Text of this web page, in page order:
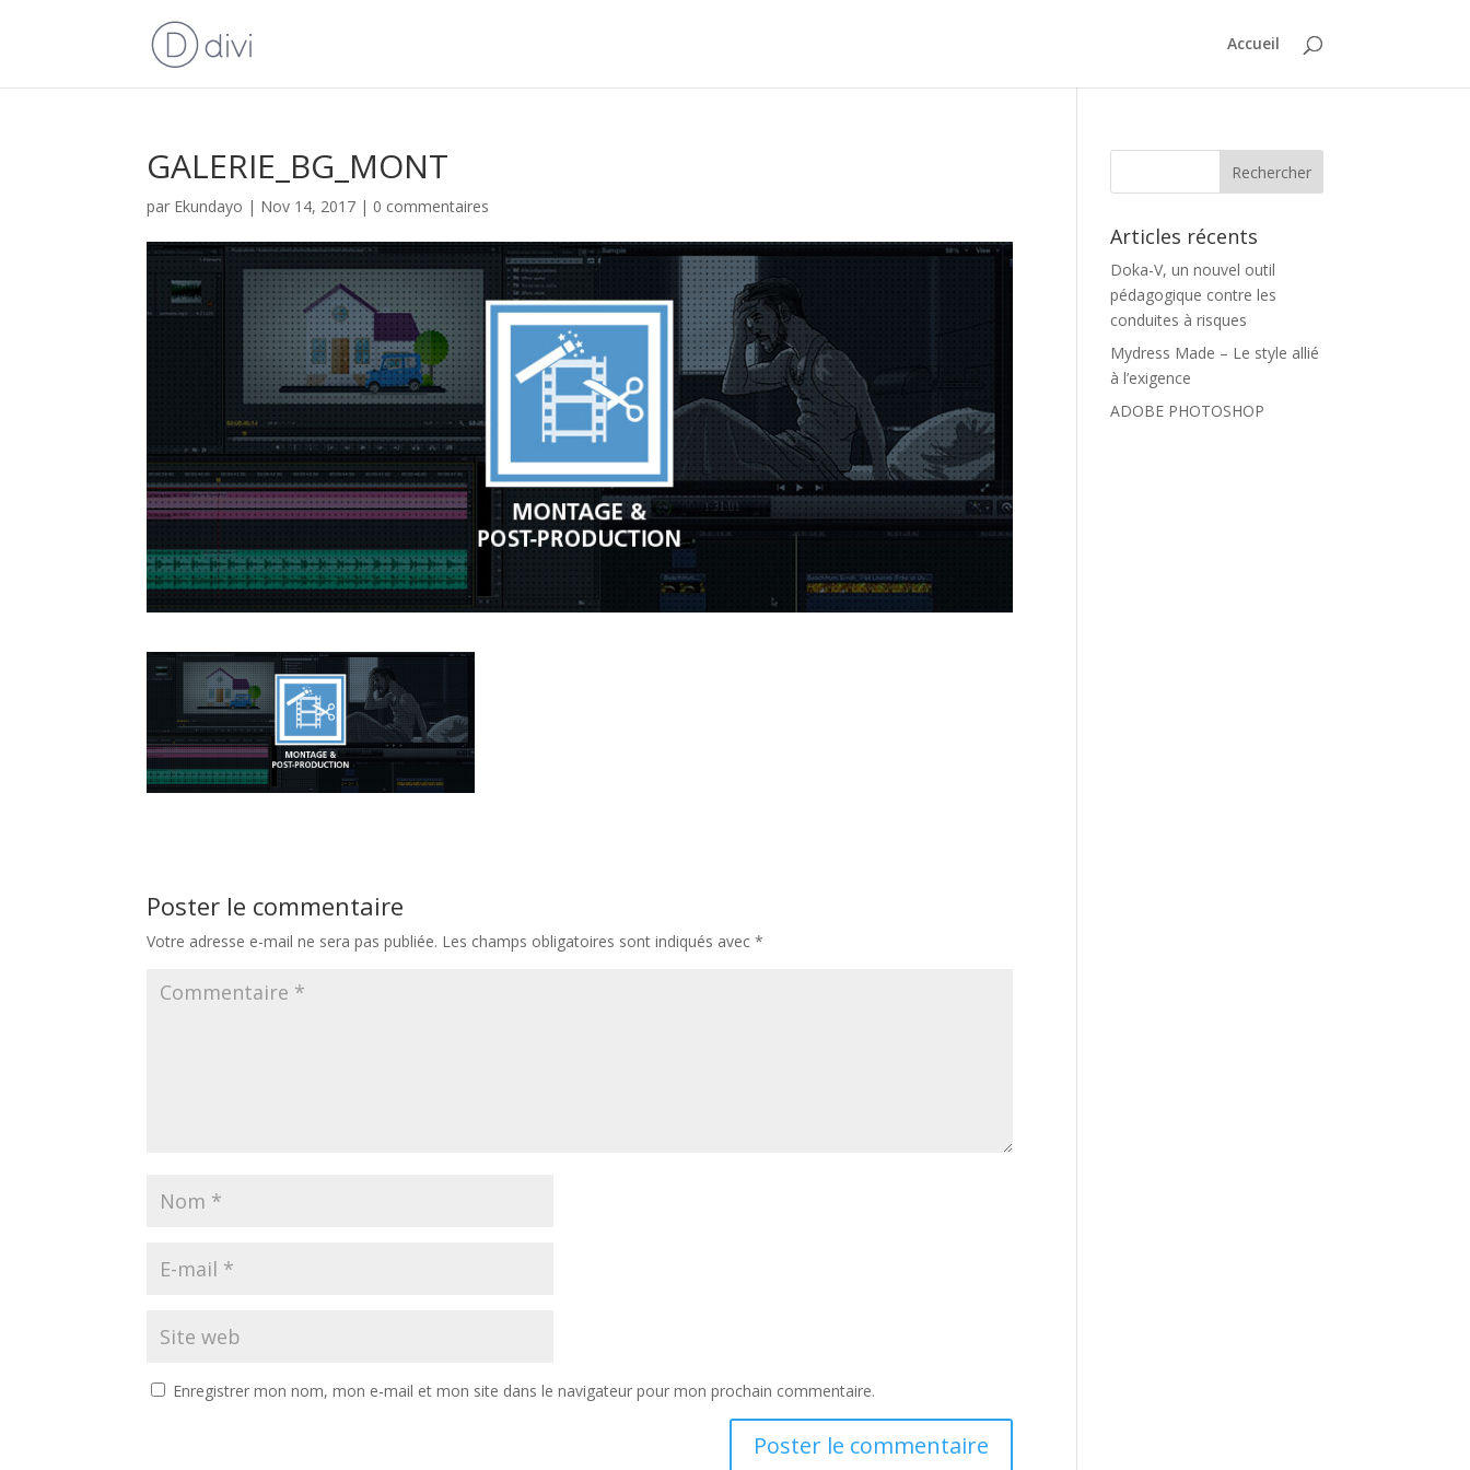
Accueil
GALERIE_BG_MONT
par Ekundayo | Nov 14, 2017 | 0 commentaires
Poster le commentaire
Votre adresse e-mail ne sera pas publiée. Les champs obligatoires sont indiqués avec*
Enregistrer mon nom, mon e-mail et mon site dans le navigateur pour mon prochain commentaire.
Articles récents
Doka-V, un nouvel outil
pédagogique contre les
conduites à risques
Mydress Made – Le style allié
à l’exigence
ADOBE PHOTOSHOP